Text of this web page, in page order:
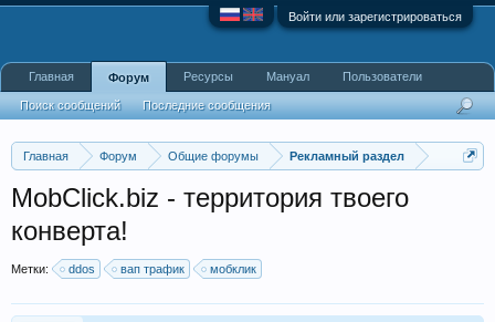
Войти или зарегистрироваться
Главная Форум Общие форумы Рекламный раздел
MobClick.biz - территория твоего
конверта!
Метки: ddos вап трафик мобклик
Главная Форум
Поиск сообщений Последние сообщения
Ресурсы Мануал Пользователи